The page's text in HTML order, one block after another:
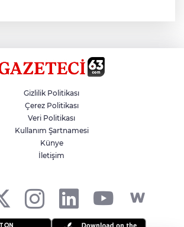
Hikmet Başak’tan Ulaşım Çalışması
Gizlilik Politikası
Çerez Politikası
Veri Politikası
Kullanım Şartnamesi
Künye
İletişim